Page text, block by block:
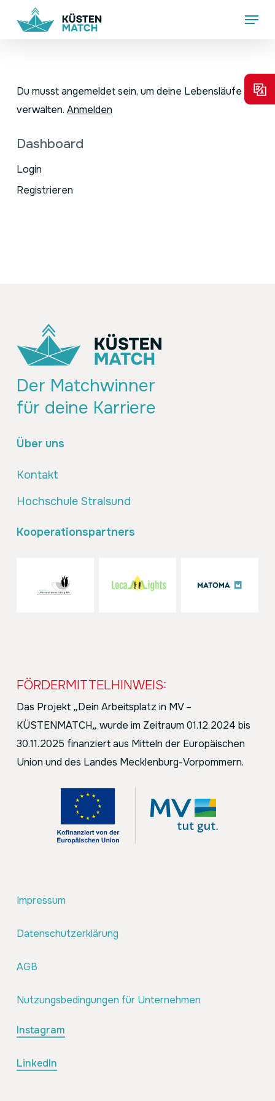
Menu
Du musst angemeldet sein, um deine Lebensläufe zu
verwalten. Anmelden
Dashboard
Login
Registrieren
Der Matchwinner
für deine Karriere
Über uns
Kontakt
Hochschule Stralsund
Kooperationspartners
FÖRDERMITTELHINWEIS:
Das Projekt „Dein Arbeitsplatz in MV –
KÜSTENMATCH„ wurde im Zeitraum 01.12.2024 bis
30.11.2025 finanziert aus Mitteln der Europäischen
Union und des Landes Mecklenburg-Vorpommern.
Impressum
Datenschutzerklärung
AGB
Nutzungsbedingungen für Unternehmen
Instagram
LinkedIn